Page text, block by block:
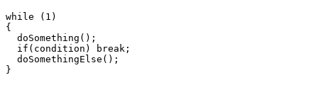
while (1)
{
  doSomething();
  if(condition) break;
  doSomethingElse();
}